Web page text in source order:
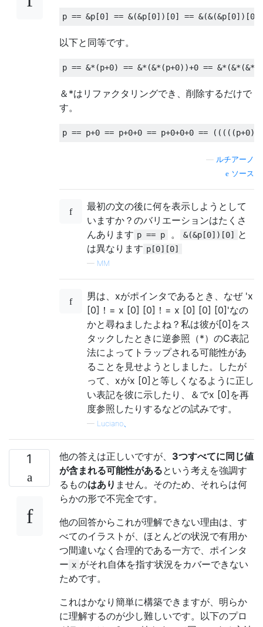
p == &p [0] == &(&p [0])[0] == &(&(&p [0])[0
以下と同等です。
p == &*(p+0) == &*(&*(p+0))+0 == &*(&*(&*(
＆*はリファクタリングでき、削除するだけで
す。
p == p+0 == p+0+0 == p+0+0+0 == (((((p+0)+
ルチアーノ
ソース
最初の文の後に何を表示しようとして
いますか？のバリエーションはたくさ
んあります p == p 。 &(&p[0])[0]
と
は異なります p[0][0]
— MM
男は、xがポインタであるとき、なぜ 'x
[0]！= x [0] [0]！= x [0] [0] [0]'なの
かと尋ねましたよね？私は彼が[0]をス
タックしたときに逆参照（*）のC表記
法によってトラップされる可能性があ
ることを見せようとしました。したが
って、xがx [0]と等しくなるように正し
い表記を彼に示したり、＆でx [0]を再
度参照したりするなどの試みです。
— Luciano、
1 他の答えは正しいですが、 3つすべてに同じ値
が含まれる可能性があるという考えを強調す
るものはあり ません。そのため、それらは何
らかの形で不完全です。
他の回答からこれが理解できない理由は、す
べてのイラストが、ほとんどの状況で有用か
つ間違いなく合理的である一方で、ポインタ
ー x がそれ自体を指す状況をカバーできない
ためです。
これはかなり簡単に構築できますが、明らか
に理解するのが少し難しいです。以下のプロ